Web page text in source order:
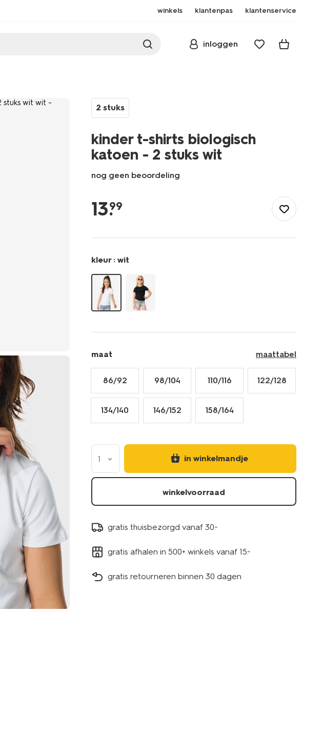
winkels klantenpas klantenservice
inloggen
2 stuks
kinder t-shirts biologisch
katoen - 2 stuks wit
nog geen beoordeling
shirts-
katoen-
-
-2-
stuks-
wit-
13.
99
kleur : wit
maat maattabel
86/92 98/104 110/116 122/128
134/140 146/152 158/164
1 in winkelmandje
winkelvoorraad
gratis thuisbezorgd vanaf 30.-
gratis afhalen in 500+ winkels vanaf 15.-
gratis retourneren binnen 30 dagen